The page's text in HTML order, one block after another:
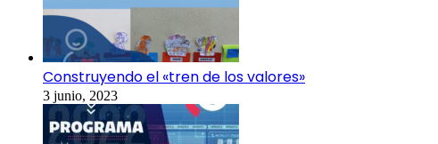
Construyendo el «tren de los valores»
3 junio, 2023